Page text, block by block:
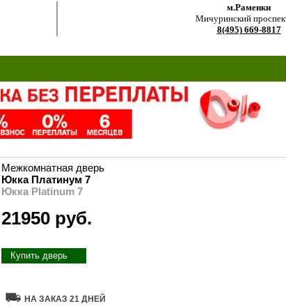
м.Раменки
Мичуринский
8(495) 669-8817
Межкомнатная дверь
Юкка Платинум 7
Юкка Platinum 7
21950 руб.
Купить дверь
НА ЗАКАЗ 21 ДНЕЙ